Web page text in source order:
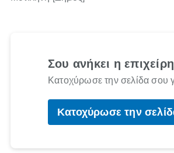
Σου ανήκει η
Κατοχύρωσε την σελίδα σου
Κατοχύρωσε την